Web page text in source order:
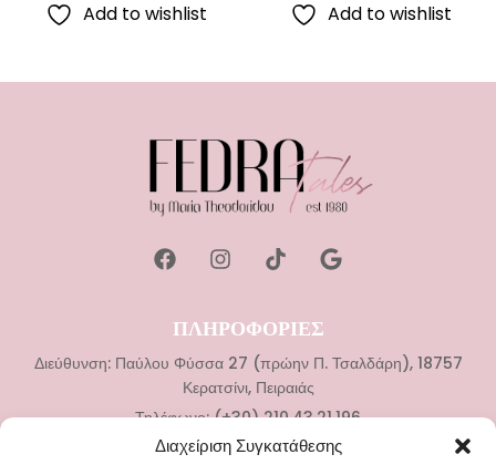
Διαχείριση Συγκατάθεσης
Add to wishlist Add to wishlist
ΠΛΗΡΟΦΟΡΙΕΣ
Διεύθυνση: Παύλου Φύσσα 27 (πρώην Π. Τσαλδάρη), 18757
Κερατσίνι, Πειραιάς
Τηλέφωνο: (+30) 210.43.21.196